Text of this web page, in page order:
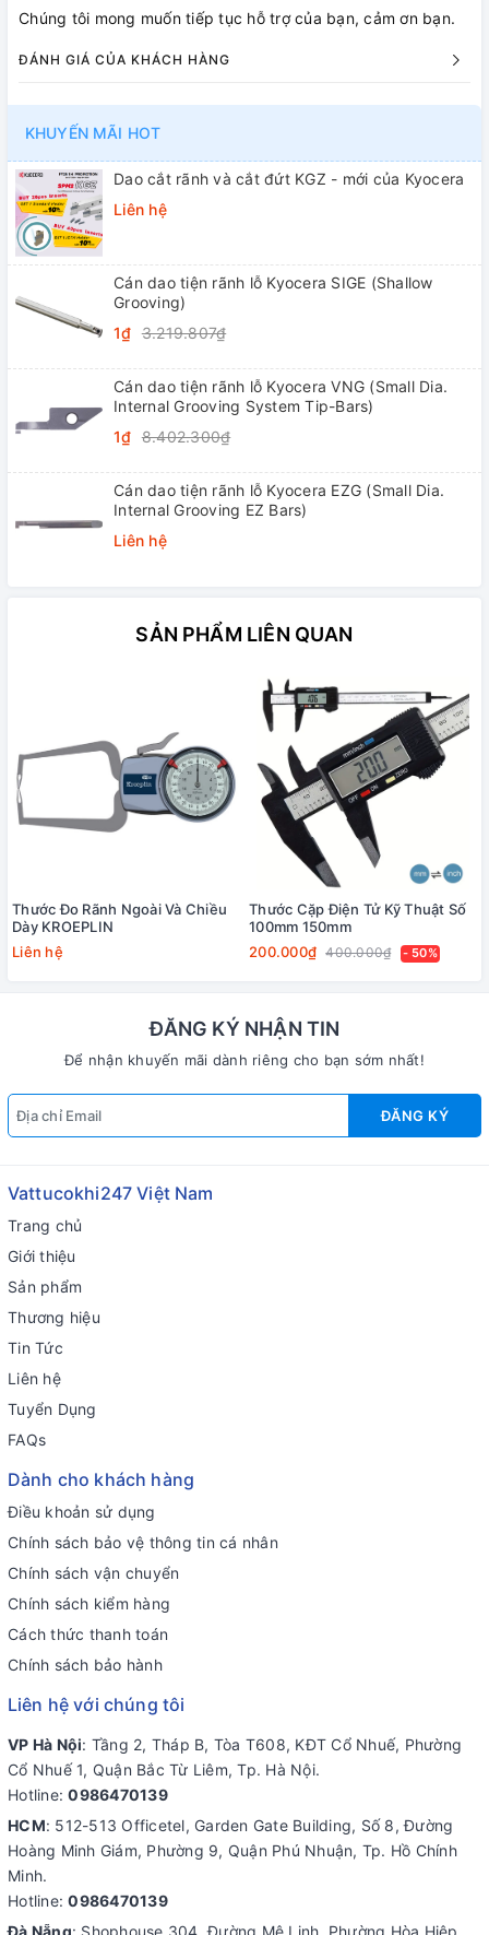
Chúng tôi mong muốn tiếp tục hỗ trợ của bạn, cảm ơn bạn.
ĐÁNH GIÁ CỦA KHÁCH HÀNG
KHUYẾN MÃI HOT
Dao cắt rãnh và cắt đứt KGZ - mới của Kyocera
Liên hệ
Cán dao tiện rãnh lỗ Kyocera SIGE (Shallow
Grooving)
1₫ 3.219.807₫
Cán dao tiện rãnh lỗ Kyocera VNG (Small Dia.
Internal Grooving System Tip-Bars)
1₫ 8.402.300₫
Cán dao tiện rãnh lỗ Kyocera EZG (Small Dia.
Internal Grooving EZ Bars)
Liên hệ
SẢN PHẨM LIÊN QUAN
Thước Đo Rãnh Ngoài Và Chiều
Dày KROEPLIN
Liên hệ
Thước Cặp Điện Tử Kỹ Thuật Số
100mm 150mm
200.000₫ 400.000₫ - 50%
ĐĂNG KÝ NHẬN TIN
Để nhận khuyến mãi dành riêng cho bạn sớm nhất!
ĐĂNG KÝ
Vattucokhi247 Việt Nam
Trang chủ
Giới thiệu
Sản phẩm
Thương hiệu
Tin Tức
Liên hệ
Tuyển Dụng
FAQs
Dành cho khách hàng
Điều khoản sử dụng
Chính sách bảo vệ thông tin cá nhân
Chính sách vận chuyển
Chính sách kiểm hàng
Cách thức thanh toán
Chính sách bảo hành
Liên hệ với chúng tôi
VP Hà Nội: Tầng 2, Tháp B, Tòa T608, KĐT Cổ Nhuế, Phường
Cổ Nhuế 1, Quận Bắc Từ Liêm, Tp. Hà Nội.
Hotline:0986470139
HCM: 512-513 Officetel, Garden Gate Building, Số 8, Đường
Hoàng Minh Giám, Phường 9, Quận Phú Nhuận, Tp. Hồ Chính
Minh.
Hotline:0986470139
Đà Nẵng: Shophouse 304, Đường Mê Linh, Phường Hòa Hiệp